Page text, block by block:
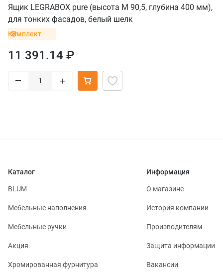
Ящик LEGRABOX pure (высота M 90,5, глубина 400 мм),
для тонких фасадов, белый шелк
Комплект
11 391.14 ₽
– +
Каталог
BLUM
Мебельные наполнения
Мебельные ручки
Акция
Хромированная фурнитура
Информация
О магазине
История компании
Производителям
Защита информации
Вакансии